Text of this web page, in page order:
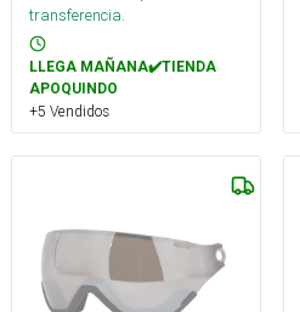
transferencia.
LLEGA MAÑANA✔️TIENDA
APOQUINDO
+5 Vendidos